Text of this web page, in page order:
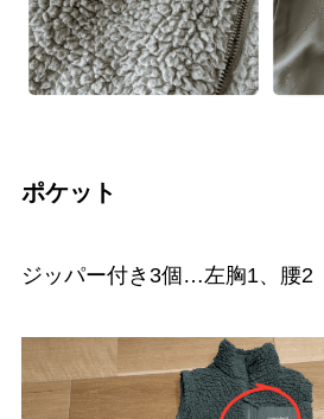
ポケット
ジッパー付き3個…左胸1、腰2